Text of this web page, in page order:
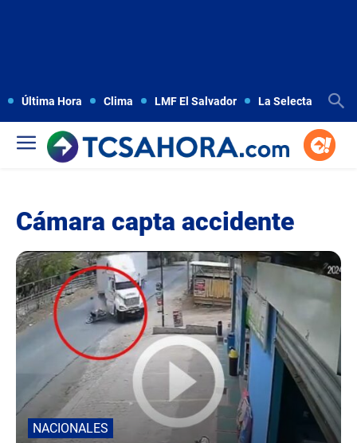
Última Hora Clima LMF El Salvador La Selecta
Cámara capta accidente
NACIONALES